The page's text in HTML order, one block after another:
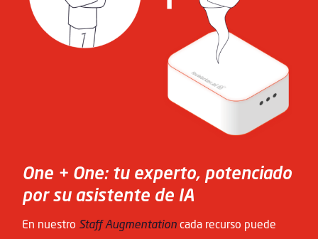
One + One: tu experto, potenciado
por su asistente de IA
En nuestro Staff Augmentation cada recurso puede